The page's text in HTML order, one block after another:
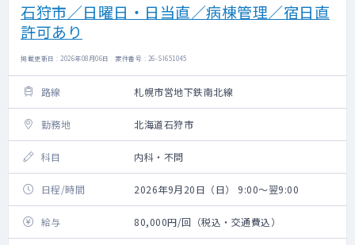
石狩市／日曜日・日当直／病棟管理／宿日直
許可あり
掲載更新日 : 2026年08月06日 案件番号 : 26-SI651045
路線 札幌市営地下鉄南北線
勤務地 北海道石狩市
科目 内科・不問
日程/時間 2026年9月20日（日） 9:00～翌9:00
給与 80,000円/回（税込・交通費込）